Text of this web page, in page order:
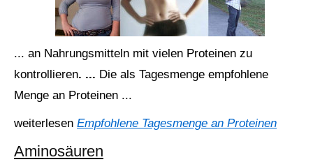
... an Nahrungsmitteln mit vielen Proteinen zu
kontrollieren. ... Die als Tagesmenge empfohlene
Menge an Proteinen ...
weiterlesen Empfohlene Tagesmenge an Proteinen
Aminosäuren